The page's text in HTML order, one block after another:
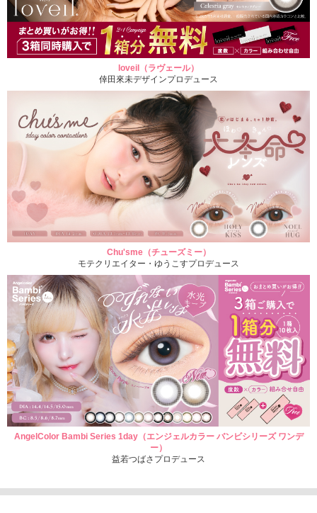
loveil（ラヴェール）
倖田來未デザインプロデュース
Chu'sme（チューズミー）
モテクリエイター・ゆうこすプロデュース
AngelColor Bambi Series 1day（エンジェルカラー バンビシリーズ ワンデ
ー）
益若つばさプロデュース